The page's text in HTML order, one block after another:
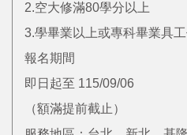
2.空大修滿80學分以上
3.學畢業以上或專科畢業具
報名期間
即日起至 115/09/06
（額滿提前截止）